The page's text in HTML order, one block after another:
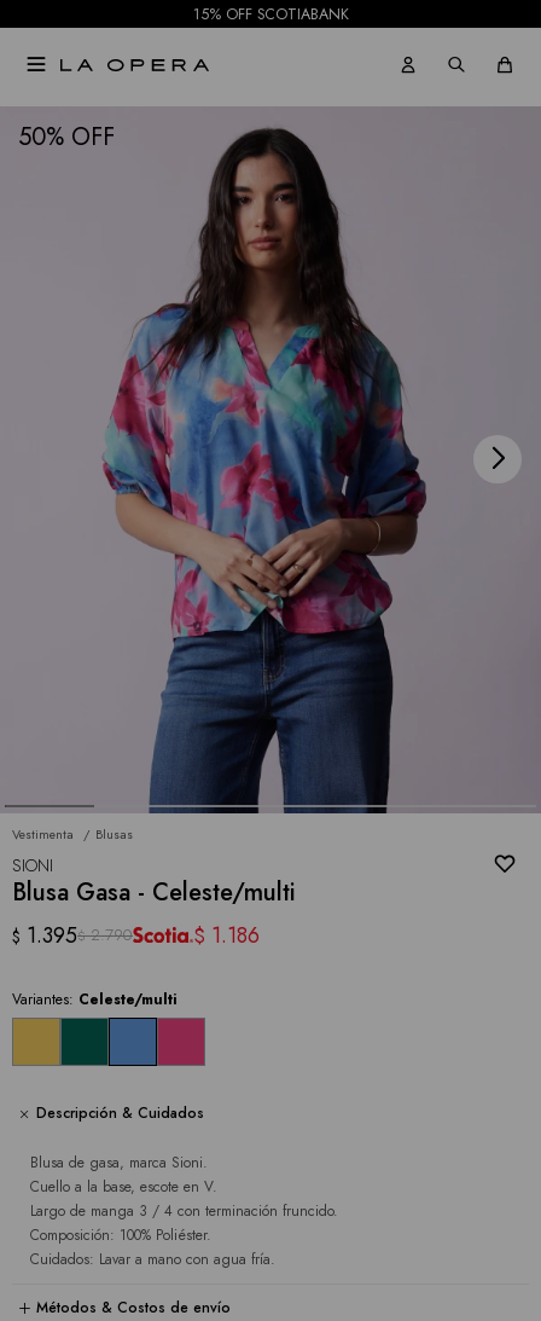
15% OFF SCOTIABANK

50
Vestimenta Blusas
SIONI
Blusa Gasa - Celeste/multi
$ 1.395$ 2.790 $ 1.186
Variantes: Celeste/multi
Descripción & Cuidados
Blusa de gasa, marca Sioni.
Cuello a la base, escote en V.
Largo de manga 3 / 4 con terminación fruncido.
Composición: 100% Poliéster.
Cuidados: Lavar a mano con agua fría.
Métodos & Costos de envío
NOTIFICARME